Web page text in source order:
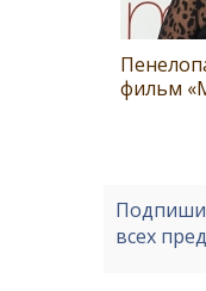
фильм
всех